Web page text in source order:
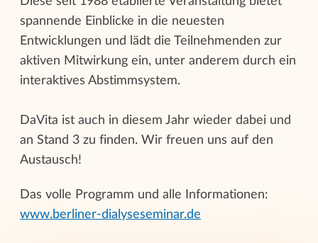
spannende Einblicke in die neuesten
Entwicklungen und lädt die Teilnehmenden zur
aktiven Mitwirkung ein, unter anderem durch ein
interaktives Abstimmsystem.
DaVita ist auch in diesem Jahr wieder dabei und
an Stand 3 zu finden. Wir freuen uns auf den
Austausch!
Das volle Programm und alle Informationen:
www.berliner-dialyseseminar.de